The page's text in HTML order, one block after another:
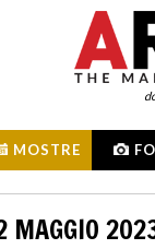
MOSTRE
MAGGIO